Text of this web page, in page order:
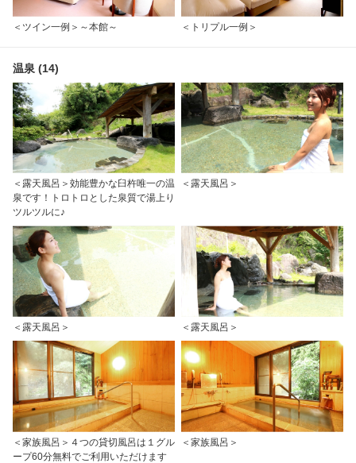
＜ツイン一例＞～本館～ ＜トリプル一例＞
温泉 (14)
＜露天風呂＞効能豊かな臼杵唯一の温
泉です！トロトロとした泉質で湯上り
ツルツルに♪
＜露天風呂＞
＜露天風呂＞ ＜露天風呂＞
＜家族風呂＞４つの貸切風呂は１グル
ープ60分無料でご利用いただけます
＜家族風呂＞